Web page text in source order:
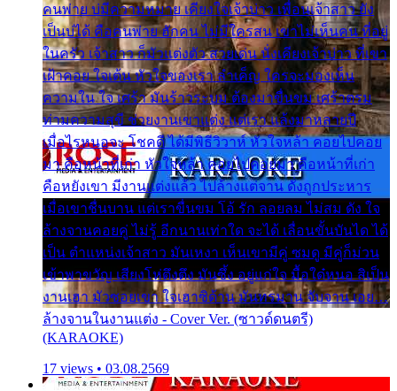
คนพ่าย บ่มีความหมาย เคียงใจเจ้าบ่าว เพื่อนเจ้าสาว ยัง
เป็นบ่ได้ คือคนพ่าย ฮักคน ไม่มีใครสน เขาไม่เห็นคน ที่อยู่
ในครัว เจ้าสาว ก็มัวแต่งตัว สวยเด่น นั่งเคียงเจ้าบ่าว ที่เขา
เฝ้าคอย ใจเต้น หัวใจของเรา ลำเค็ญ ใครจะมองเห็น
ความใน ใจ เศร้า มันร้าวระบม ต้องมาขื่นขม เศร้าตรม
ท่ามความสุขี ช่วยงานเขาแต่ง แต่เรา แล้งมาหลายปี
เมื่อไรหนอจะ โชคดี ได้มีพิธีวิวาห์ หัวใจหล้า คอยไปคอย
มา คือหน้าที่เก่า หัวใจหล้า คอยไปคอยมา คือหน้าที่เก่า
คือหยังเขา มีงานแต่งแล้ว ไปล้างแต่จาน ดั่งถูกประหาร
เมื่อเขาชื่นบาน แต่เราขื่นขม โอ้ รัก ลอยลม ไม่สม ดัง ใจ
ล้างจานคอยคู่ ไม่รู้ อีกนานเท่าใด จะได้ เลื่อนขั้นบันได ได้
เป็น ตำแหน่งเจ้าสาว มันเหงา เห็นเขามีคู่ ซมดู มีคู่ก็ม่วน
เข้าพาขวัญ เสียงโห่ตึงตึง มันซึ้ง อยู่แก่ใจ มื้อใด๋หนอ สิเป็น
งานเฮา มัวซอยเขา ใจเฮาซิด้าน มันทรมาน จับจาน เอย…
ล้างจานในงานแต่ง - Cover Ver. (ซาวด์ดนตรี)
(KARAOKE)
17 views • 03.08.2569